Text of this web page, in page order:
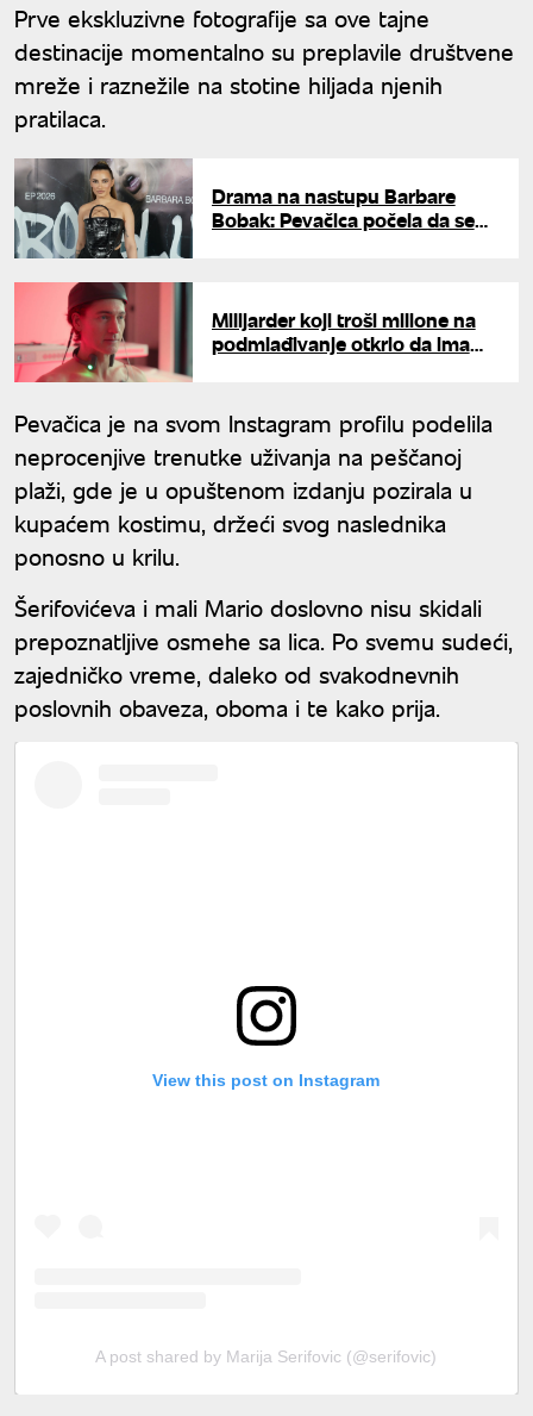
Prve ekskluzivne fotografije sa ove tajne
destinacije momentalno su preplavile društvene
mreže i raznežile na stotine hiljada njenih
pratilaca.
Drama na nastupu Barbare
Bobak: Pevačica počela da se
Milijarder koji troši milione na
podmlađivanje otkrio da ima
Pevačica je na svom Instagram profilu podelila
neprocenjive trenutke uživanja na peščanoj
plaži, gde je u opuštenom izdanju pozirala u
kupaćem kostimu, držeći svog naslednika
ponosno u krilu.
Šerifovićeva i mali Mario doslovno nisu skidali
prepoznatljive osmehe sa lica. Po svemu sudeći,
zajedničko vreme, daleko od svakodnevnih
poslovnih obaveza, oboma i te kako prija.
View this post on Instagram
A post shared by Marija Serifovic (@serifovic)